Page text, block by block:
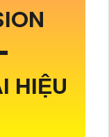
HIỆU